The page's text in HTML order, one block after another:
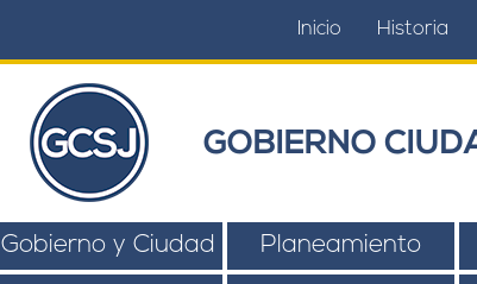
Inicio Historia
GOBIERNO
Gobierno y Ciudad Planeamiento